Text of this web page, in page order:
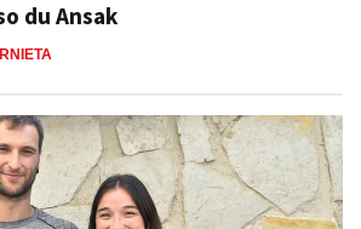
du Ansak